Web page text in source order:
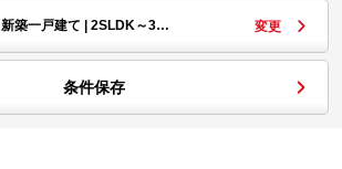
新築一戸建て | 2SLDK～3… 変更
条件保存